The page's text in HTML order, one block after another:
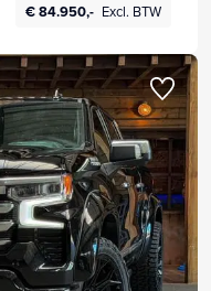
€ 84.950,- Excl. BTW